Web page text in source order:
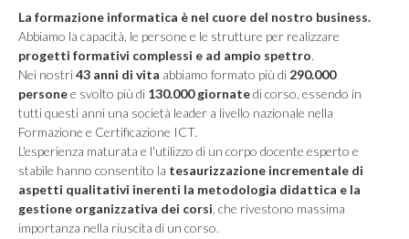
La formazione informatica è nel cuore del nostro business.
Abbiamo la capacità, le persone e le strutture per realizzare
progetti formativi complessi e ad ampio spettro.
Nei nostri43 anni di vita abbiamo formato più di 290.000
personee svolto più di 130.000 giornatedi corso, essendo in
tutti questi anni una società leader a livello nazionale nella
Formazione e Certificazione ICT.
L'esperienza maturata e l'utilizzo di un corpo docente esperto e
stabile hanno consentito la tesaurizzazione incrementale di
aspetti qualitativi inerenti la metodologia didattica e la
gestione organizzativa dei corsi , che rivestono massima
importanza nella riuscita di un corso.